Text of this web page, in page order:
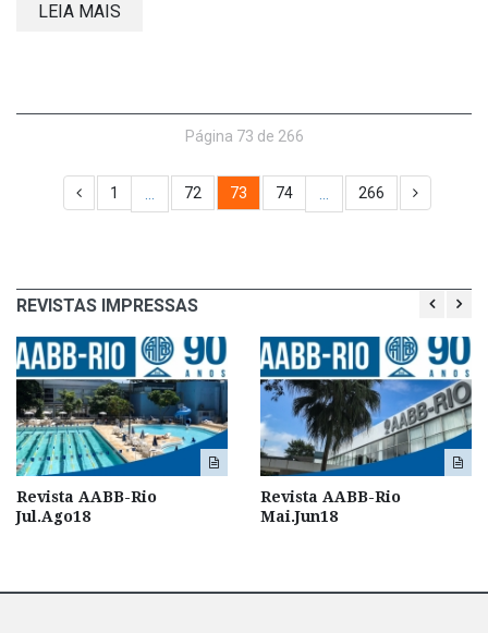
LEIA MAIS
Página 73 de 266
1 72 73 74 266
REVISTAS IMPRESSAS
Revista AABB-Rio
Jul.Ago18
Revista AABB-Rio
Mai.Jun18